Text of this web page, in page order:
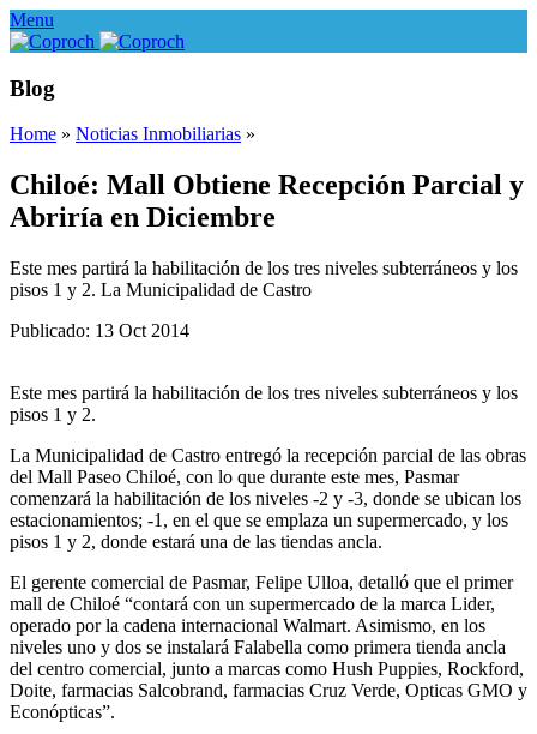
Menu
Blog
Home » Noticias Inmobiliarias »
Chiloé: Mall Obtiene Recepción Parcial y
Abriría en Diciembre
Este mes partirá la habilitación de los tres niveles subterráneos y los
pisos 1 y 2. La Municipalidad de Castro
Publicado: 13 Oct 2014
Este mes partirá la habilitación de los tres niveles subterráneos y los
pisos 1 y 2.
La Municipalidad de Castro entregó la recepción parcial de las obras
del Mall Paseo Chiloé, con lo que durante este mes, Pasmar
comenzará la habilitación de los niveles -2 y -3, donde se ubican los
estacionamientos; -1, en el que se emplaza un supermercado, y los
pisos 1 y 2, donde estará una de las tiendas ancla.
El gerente comercial de Pasmar, Felipe Ulloa, detalló que el primer
mall de Chiloé “contará con un supermercado de la marca Lider,
operado por la cadena internacional Walmart. Asimismo, en los
niveles uno y dos se instalará Falabella como primera tienda ancla
del centro comercial, junto a marcas como Hush Puppies, Rockford,
Doite, farmacias Salcobrand, farmacias Cruz Verde, Opticas GMO y
Econópticas”.